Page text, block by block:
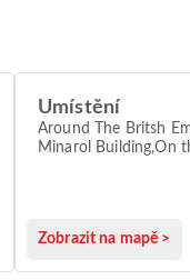
Umístění
Around The Britsh
Minarol Building,On
Zobrazit na mapě >